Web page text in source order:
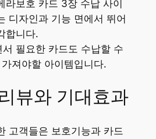
라보호 카드 3장 수납 사이
디자인과 기능 면에서 뛰어
합니다.
필요한 카드도 수납할 수
져야할 아이템입니다.
뷰와 기대효과
고객들은 보호기능과 카드